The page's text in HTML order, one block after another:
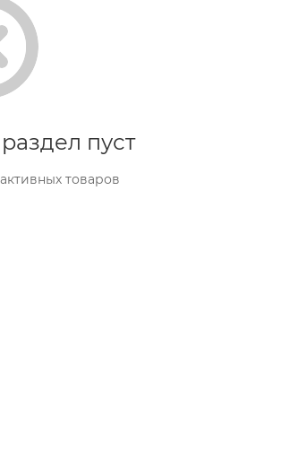
пуст
товаров